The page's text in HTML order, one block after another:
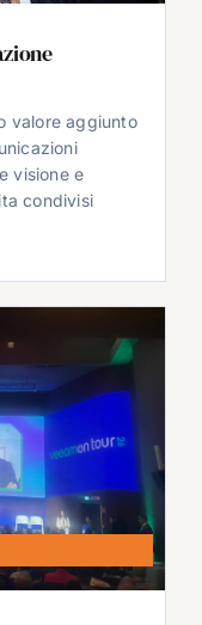
valore aggiunto
visione e
condivisi